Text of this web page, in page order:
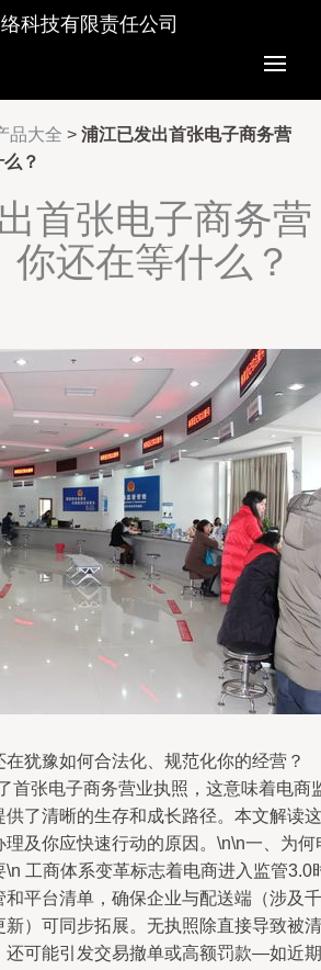
科技有限责任公司
品大全 > 浦江已发出首张电子商务营
？
首张电子商务营
你还在等什么？
犹豫如何合法化、规范化你的经营？
首张电子商务营业执照，这意味着电商
了清晰的生存和成长路径。本文解读这
及你应快速行动的原因。\n\n一、为何
工商体系变革标志着电商进入监管3.0
平台清单，确保企业与配送端（涉及千
）可同步拓展。无执照除直接导致被清
还可能引发交易撤单或高额罚款—如近期